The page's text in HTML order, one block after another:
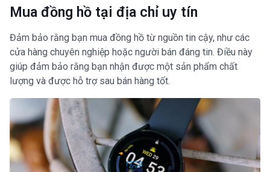
Mua đồng hồ tại địa chỉ uy tín
Đảm bảo rằng bạn mua đồng hồ từ nguồn tin cậy, như các
cửa hàng chuyên nghiệp hoặc người bán đáng tin. Điều này
giúp đảm bảo rằng bạn nhận được một sản phẩm chất
lượng và được hỗ trợ sau bán hàng tốt.